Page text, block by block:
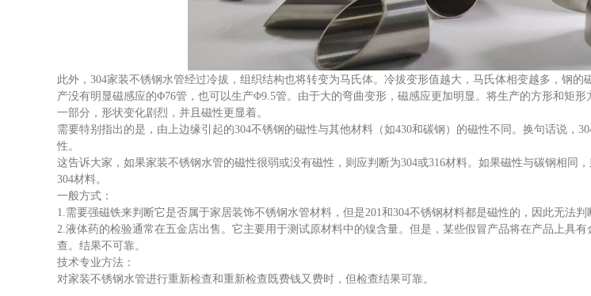
此外，304家装不锈钢水管经过冷拔，组织结构也将转变为马氏体。冷拔变形值越大，马氏体相变越多，钢的
产没有明显磁感应的Φ76管，也可以生产Φ9.5管。由于大的弯曲变形，磁感应更加明显。将生产的方形和矩
一部分，形状变化剧烈，并且磁性更显着。
需要特别指出的是，由上边缘引起的304不锈钢的磁性与其他材料（如430和碳钢）的磁性不同。换句话说，
性。
这告诉大家，如果家装不锈钢水管的磁性很弱或没有磁性，则应判断为304或316材料。如果磁性与碳钢相同
304材料。
一般方式：
1.需要强磁铁来判断它是否属于家居装饰不锈钢水管材料，但是201和304不锈钢材料都是磁性的，因此无法判
2.液体药的检验通常在五金店出售。它主要用于测试原材料中的镍含量。但是，某些假冒产品将在产品上具
查。结果不可靠。
技术专业方法：
对家装不锈钢水管进行重新检查和重新检查既费钱又费时，但检查结果可靠。